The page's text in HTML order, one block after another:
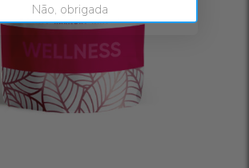
Não, obrigada